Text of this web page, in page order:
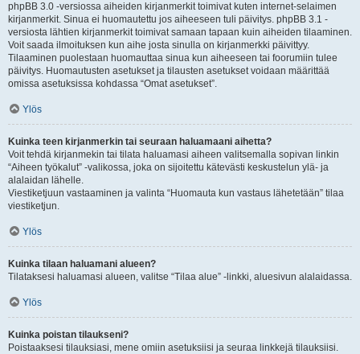
phpBB 3.0 -versiossa aiheiden kirjanmerkit toimivat kuten internet-selaimen
kirjanmerkit. Sinua ei huomautettu jos aiheeseen tuli päivitys. phpBB 3.1 -
versiosta lähtien kirjanmerkit toimivat samaan tapaan kuin aiheiden tilaaminen.
Voit saada ilmoituksen kun aihe josta sinulla on kirjanmerkki päivittyy.
Tilaaminen puolestaan huomauttaa sinua kun aiheeseen tai foorumiin tulee
päivitys. Huomautusten asetukset ja tilausten asetukset voidaan määrittää
omissa asetuksissa kohdassa “Omat asetukset”.
Ylös
Kuinka teen kirjanmerkin tai seuraan haluamaani aihetta?
Voit tehdä kirjanmekin tai tilata haluamasi aiheen valitsemalla sopivan linkin
“Aiheen työkalut” -valikossa, joka on sijoitettu kätevästi keskustelun ylä- ja
alalaidan lähelle.
Viestiketjuun vastaaminen ja valinta “Huomauta kun vastaus lähetetään” tilaa
viestiketjun.
Ylös
Kuinka tilaan haluamani alueen?
Tilataksesi haluamasi alueen, valitse “Tilaa alue” -linkki, aluesivun alalaidassa.
Ylös
Kuinka poistan tilaukseni?
Poistaaksesi tilauksiasi, mene omiin asetuksiisi ja seuraa linkkejä tilauksiisi.